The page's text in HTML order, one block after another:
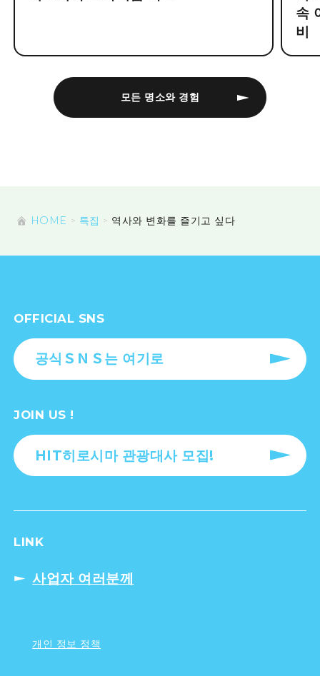
모든 명소와 경험
속
비
HOME 특집 역사와 변화를 즐기고 싶다
OFFICIAL SNS
공식ＳＮＳ는 여기로
JOIN US !
HIT히로시마 관광대사 모집!
LINK
사업자 여러분께
개인 정보 정책